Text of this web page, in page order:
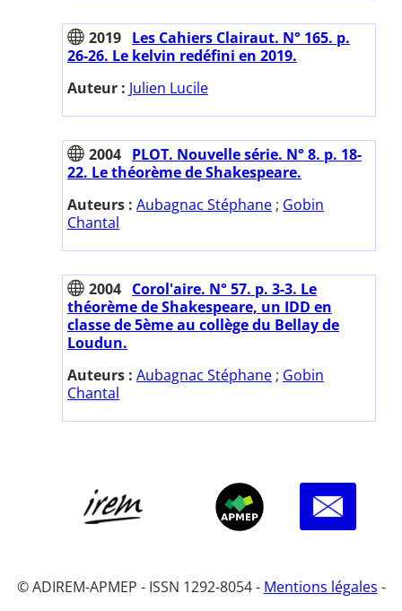
2019 Les Cahiers Clairaut. N° 165. p.
26-26. Le kelvin redéfini en 2019.
Auteur : Julien Lucile
2004 PLOT. Nouvelle série. N° 8. p. 18-
22. Le théorème de Shakespeare.
Auteurs : Aubagnac Stéphane ; Gobin
Chantal
2004 Corol'aire. N° 57. p. 3-3. Le
théorème de Shakespeare, un IDD en
classe de 5ème au collège du Bellay de
Loudun.
Auteurs : Aubagnac Stéphane ; Gobin
Chantal
© ADIREM-APMEP - ISSN 1292-8054 - Mentions légales -